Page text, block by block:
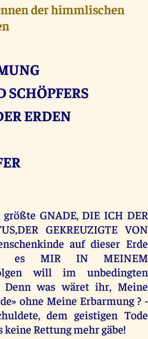
der himmlischen
SCHÖPFERS
ERDEN
GNADE, DIE ICH DER
GEKREUZIGTE VON
auf dieser Erde
es MIR IN MEINEM
folgen will im unbedingten
was wäret ihr, Meine
ohne Meine Erbarmung ? -
dem geistigen Tode
keine Rettung mehr gäbe!